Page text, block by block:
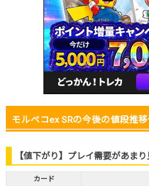
モルペコex SRの今後の値段推
【値下がり】プレイ需要があま
カード